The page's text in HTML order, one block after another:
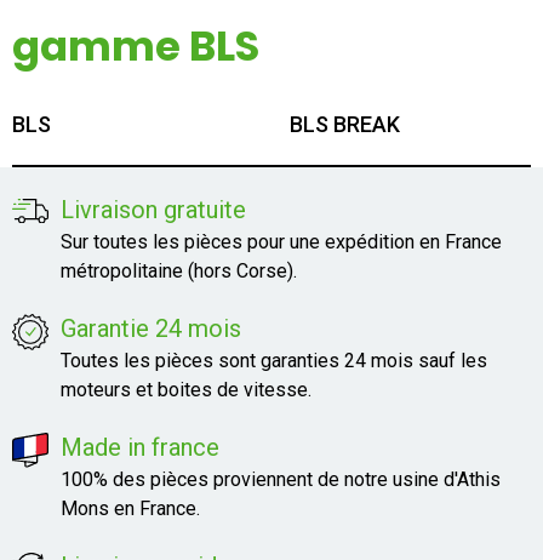
gamme BLS
BLS BLS BREAK
Livraison gratuite
Sur toutes les pièces pour une expédition en France
métropolitaine (hors Corse).
Garantie 24 mois
Toutes les pièces sont garanties 24 mois sauf les
moteurs et boites de vitesse.
Made in france
100% des pièces proviennent de notre usine d'Athis
Mons en France.